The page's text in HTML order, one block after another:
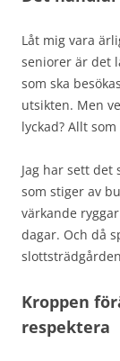
Låt mig vara
seniorer är det
som ska
utsikten. Men
lyckad? Allt
Jag har sett det
som stiger av
värkande
dagar. Och då
Kroppen
respektera